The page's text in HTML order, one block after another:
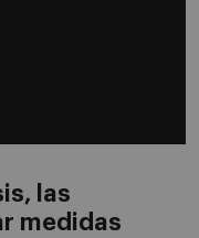
las
medidas